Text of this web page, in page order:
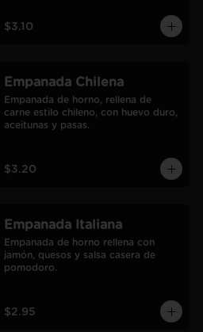
$3.10
Empanada Chilena
Empanada de horno, rellena de
carne estilo chileno, con huevo duro,
aceitunas y pasas.
$3.20
Empanada Italiana
Empanada de horno rellena con
jamón, quesos y salsa casera de
pomodoro.
$2.95